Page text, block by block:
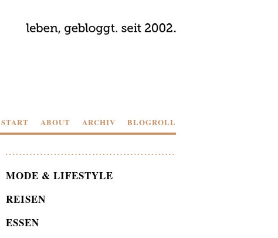
START ABOUT ARCHIV BLOGROLL
MODE & LIFESTYLE
REISEN
ESSEN